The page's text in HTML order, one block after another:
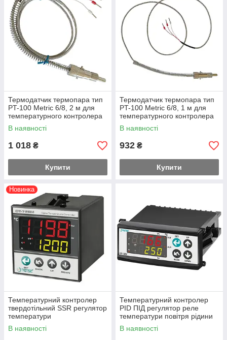
Термодатчик термопара тип
PT-100 Metric 6/8, 2 м для
температурного контролера
В наявності
1 018 ₴
Купити
Термодатчик термопара тип
PT-100 Metric 6/8, 1 м для
температурного контролера
В наявності
932 ₴
Купити
Новинка
Температурний контролер
твердотільний SSR регулятор
температури
В наявності
Температурний контролер
PID ПІД регулятор реле
температури повітря рідини
нагрівача
В наявності